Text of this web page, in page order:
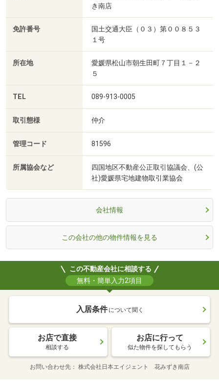
き南店
免許番号
国土交通大臣（０３）第００８５３
１号
所在地
愛媛県松山市朝生田町７丁目１－２
５
TEL 089-913-0005
取引態様 仲介
管理コード 81596
所属協会など
四国地区不動産公正取引協議会、(公
社)愛媛県宅地建物取引業協会
会社情報
この会社の他の物件情報を見る
この不動産会社に相談する
無料・簡単入力2項目
入居条件 について聞く
お店で直接
相談する
お店に行って
似た物件を探してもらう
お問い合わせ先 株式会社日本エイジェント 花みずき南店